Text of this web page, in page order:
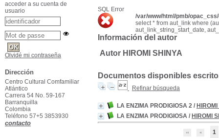
SQL Error
/var/www/html/pmb/
select * from aut_link where
aut_link_string_start_date,
Información del autor
Autor HIROMI SHINYA
Documentos disponibles
Refinar búsqueda
LA ENZIMA PRODIGIOSA 2 /
LA ENZIMA PRODIGIOSA / HIROMI
1
acceder a su cuenta de
usuario
Olvidé mi contraseña
Dirección
Centro Cultural Comfamiliar
Atlántico
Carrera 54 No. 59-167
Barranquilla
Colombia
Teléfono 57+5 3853930
contacto